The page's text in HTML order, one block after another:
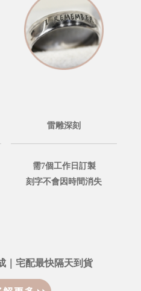
雷雕深刻
需7個工作日訂製
刻字不會因時間消失
｜宅配最快隔天到貨